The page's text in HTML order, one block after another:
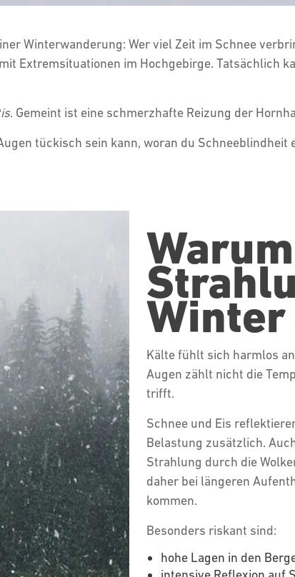
Winterwanderung: Wer viel Zeit im Schnee
Extremsituationen im Hochgebirge. Tatsächlich
. Gemeint ist eine schmerzhafte Reizung der
tückisch sein kann, woran du
Kälte fühlt sich harmlos
Augen zählt nicht die
trifft.
Schnee und Eis
Belastung zusätzlich.
Strahlung durch die
daher bei längeren
kommen.
Besonders riskant sind:
hohe Lagen in den